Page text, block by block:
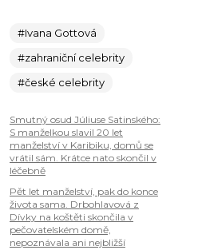
#Ivana Gottová
#zahraniční celebrity
#české celebrity
Smutný osud Júliuse Satinského:
S manželkou slavil 20 let
manželství v Karibiku, domů se
vrátil sám. Krátce nato skončil v
léčebně
Pět let manželství, pak do konce
života sama. Drbohlavová z
Dívky na koštěti skončila v
pečovatelském domě,
nepoznávala ani nejbližší